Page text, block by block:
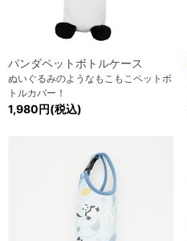
パンダペットボトルケース
ぬいぐるみのようなもこもこペットボ
トルカバー！
1,980円(税込)